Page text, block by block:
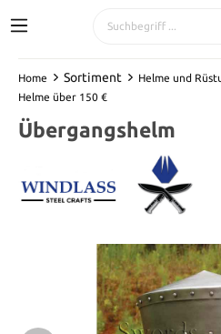
Home Sortiment Helme und
Helme über 150 €
Übergangshelm